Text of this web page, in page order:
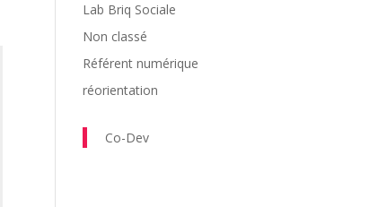
Lab Briq Sociale
Non classé
Référent numérique
réorientation
Co-Dev